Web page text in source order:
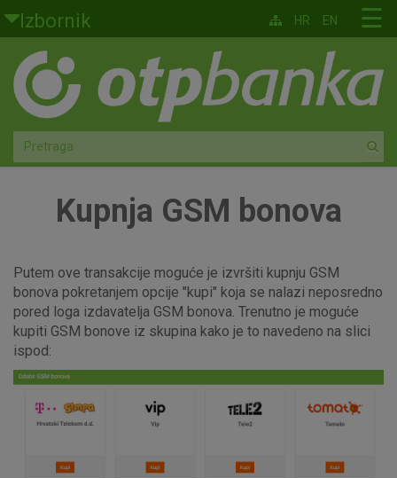
Skoči na glavni sadržaj
Izbornik
Građani
Privatno bankarstvo
Agro
Globalna tržišta
Faktoring
O nama
☰
HR EN
Kupnja GSM bonova
Putem ove transakcije moguće je izvršiti kupnju GSM
bonova pokretanjem opcije "kupi" koja se nalazi neposredno
pored loga izdavatelja GSM bonova. Trenutno je moguće
kupiti GSM bonove iz skupina kako je to navedeno na slici
ispod: